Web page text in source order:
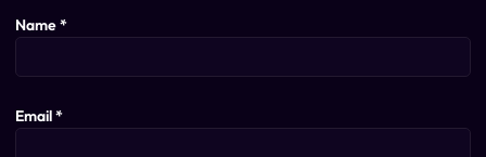
Name*
Email*